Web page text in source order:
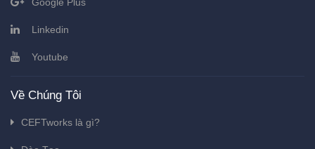
Linkedin
Youtube
Về Chúng Tôi
CEFTworks là gì?